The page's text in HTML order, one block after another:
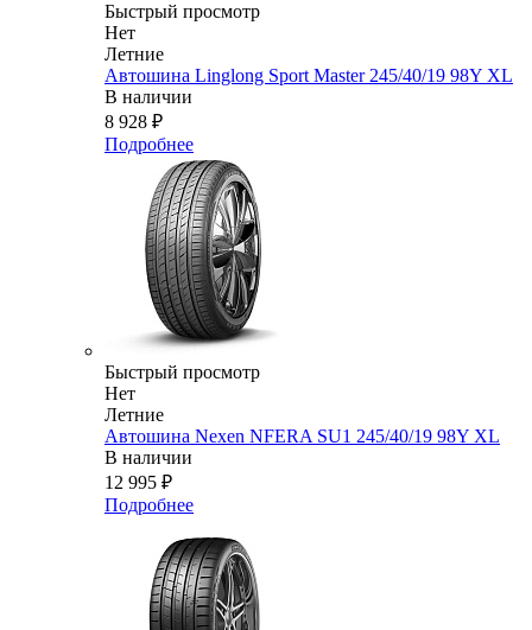
Быстрый просмотр
Нет
Летние
Автошина Linglong Sport Master 245/40/19 98Y XL
В наличии
8 928 ₽
Подробнее
Быстрый просмотр
Нет
Летние
Автошина Nexen NFERA SU1 245/40/19 98Y XL
В наличии
12 995 ₽
Подробнее